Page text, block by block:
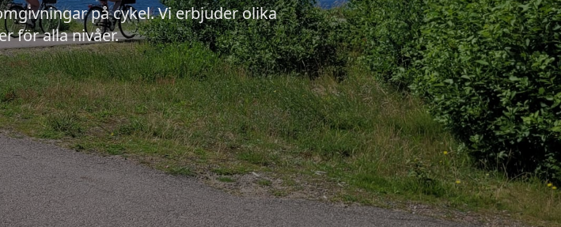
på cykel. Vi erbjuder olika
för alla nivåer.